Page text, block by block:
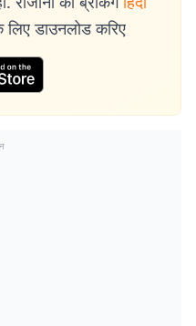
डाउनलोड करिए